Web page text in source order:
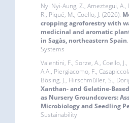
Nyi Nyi-Aung, Z., Ameztegui,
R., Piqué, M., Coello, J. (2026).
cropping agroforestry with
medicinal and aromatic
in Sagàs, northeastern Spain
Systems
Valentini, F., Sorze, A., Coello,
A.A., Piergiacomo, F.,
Bösing, J., Hirschmüller, S.,
Xanthan- and Gelatine-
as Nursery Groundcovers:
Microbiology and Seedling
Sustainability